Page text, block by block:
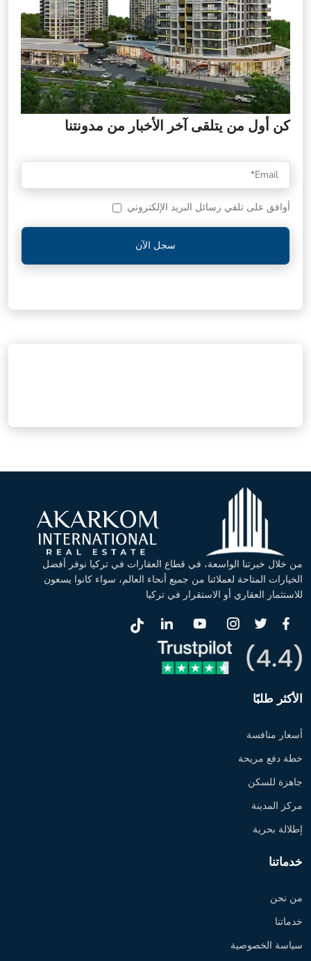
كن أول من يتلقى آخر الأخبار من مدونتنا
أوافق على تلقي رسائل البريد الإلكتروني
سجل الآن
من خلال خبرتنا الواسعة، في قطاع العقارات في تركيا نوفر أفضل
الخيارات المتاحة لعملائنا من جميع أنحاء العالم، سواء كانوا يسعون
للاستثمار العقاري أو الاستقرار في تركيا
الأكثر طلبًا
أسعار منافسة
خطة دفع مريحة
جاهزة للسكن
مركز المدينة
إطلالة بحرية
خدماتنا
من نحن
خدماتنا
سياسة الخصوصية